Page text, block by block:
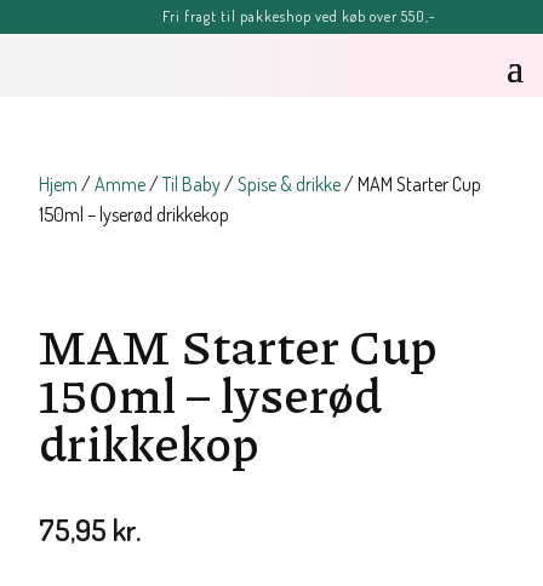
Fri fragt til pakkeshop ved køb over 550,-
Hjem /Amme/Til Baby/Spise & drikke/ MAM Starter Cup
150ml – lyserød drikkekop
MAM Starter Cup
150ml – lyserød
drikkekop
75,95 kr.
FERIE-MELDING